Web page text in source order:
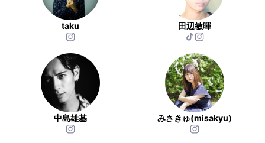
taku 田辺敏暉
中島雄基 みさきゅ(misakyu)